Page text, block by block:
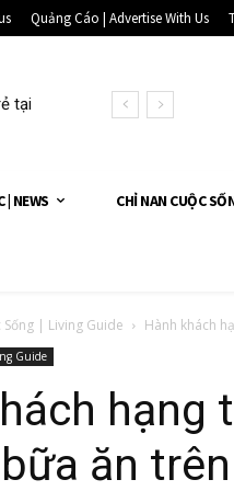
Quảng Cáo | Advertise With Us
tại
| NEWS CHỈ NAN CUỘC
Sống | Living Guide Hành khách
Guide
hạng
ăn